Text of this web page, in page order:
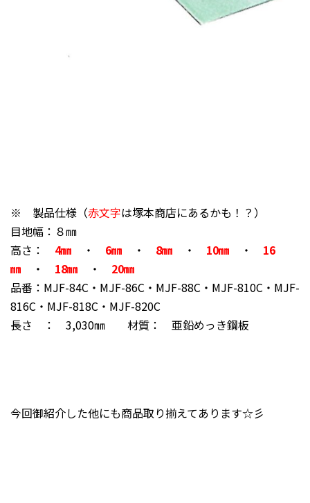
※ 製品仕様（赤文字は塚本商店にあるかも！？）
目地幅：８㎜
高さ： 4㎜ ・ 6㎜ ・ 8㎜ ・ 10㎜ ・ 16
㎜ ・ 18㎜ ・ 20㎜
品番：MJF-84C・MJF-86C・MJF-88C・MJF-810C・MJF-
816C・MJF-818C・MJF-820C
長さ ： 3,030㎜ 材質： 亜鉛めっき鋼板
今回御紹介した他にも商品取り揃えてあります☆彡